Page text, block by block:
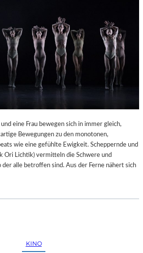
eine Frau bewegen sich in immer gleich,
Bewegungen zu den monotonen,
wie eine gefühlte Ewigkeit. Scheppernde und
Ori Lichtik) vermitteln die Schwere und
der alle betroffen sind. Aus der Ferne nähert sich
KINO